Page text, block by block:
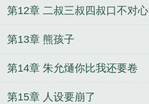
第12章 二叔三叔四叔口不对心
第13章 熊孩子
第14章 朱允熥你比我还要卷
第15章 人设要崩了